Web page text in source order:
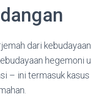
dari
hegemoni
– ini termasuk